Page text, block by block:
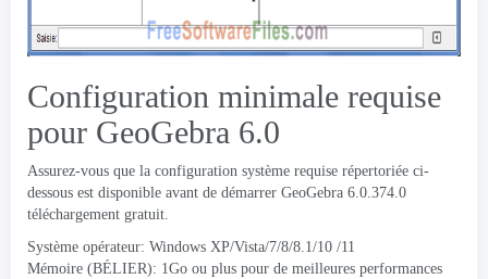
Configuration minimale requise
pour GeoGebra 6.0
Assurez-vous que la configuration système requise répertoriée ci-
dessous est disponible avant de démarrer GeoGebra 6.0.374.0
téléchargement gratuit.
Système opérateur: Windows XP/Vista/7/8/8.1/10 /11
Mémoire (BÉLIER): 1Go ou plus pour de meilleures performances